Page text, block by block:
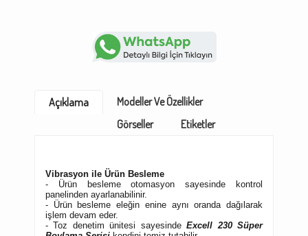
Açıklama
Modeller Ve Özellikler
Görseller
Etiketler
Vibrasyon ile Ürün Besleme
- Ürün besleme otomasyon sayesinde kontrol
panelinden ayarlanabilinir.
- Ürün besleme eleğin enine aynı oranda dağılarak
işlem devam eder.
- Toz denetim ünitesi sayesindeExcell 230 Süper